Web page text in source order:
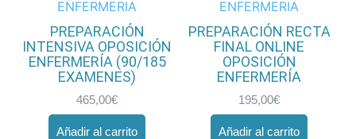
PREPARACIÓN
INTENSIVA OPOSICIÓN
ENFERMERÍA (90/185
EXAMENES)
465,00€
Añadir al carrito
PREPARACIÓN RECTA
FINAL ONLINE
OPOSICIÓN
ENFERMERÍA
195,00€
Añadir al carrito